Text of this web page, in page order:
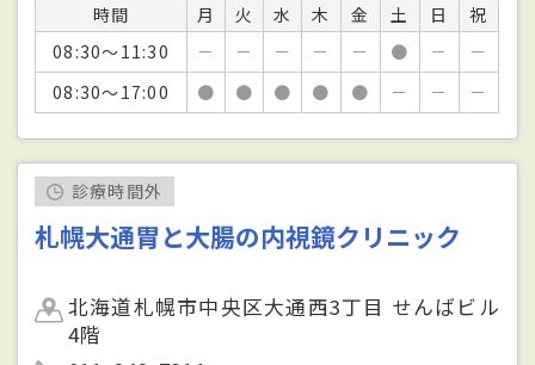
時間 月 火 水 木 金 土 日
祝
08:30～11:30
－ － － － － ● －
－
08:30～17:00
● ● ● ● ● － － －
診療時間外
札幌大通胃と大腸の内視鏡クリニック
北海道札幌市中央区大通西3丁目 せんばビル
4階